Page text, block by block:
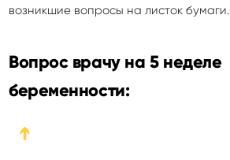
возникшие вопросы на листок бумаги.
Вопрос врачу на 5 неделе
беременности:
➔